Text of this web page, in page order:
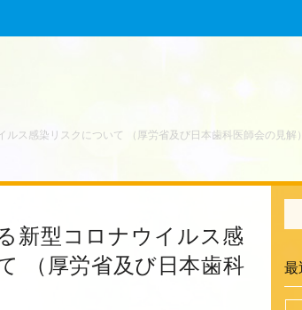
ス感染リスクについて （厚労省及び日本歯科医師会の見解）
新型コロナウイルス感
（厚労省及び日本歯科
最